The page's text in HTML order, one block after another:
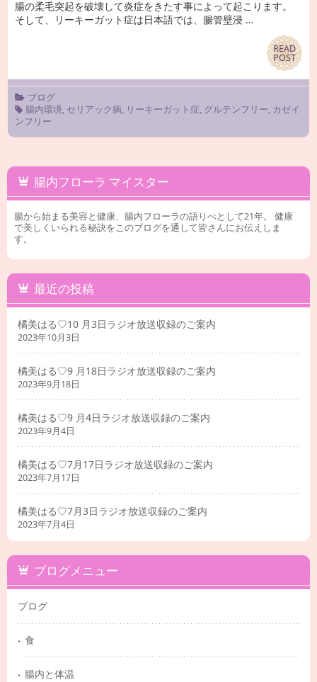
腸の柔毛突起を破壊して炎症をきたす事によって起こります。
そして、リーキーガット症は日本語では、腸管壁浸 …
READ
POST
READ
POST
ブログ
腸内環境, セリアック病, リーキーガット症, グルテンフリー, カゼイ
ンフリー
腸内フローラ マイスター
腸から始まる美容と健康、腸内フローラの語りべとして21年。 健康
で美しくいられる秘訣をこのブログを通して皆さんにお伝えしま
す。
最近の投稿
橘美はる♡10 月3日ラジオ放送収録のご案内
2023年10月3日
橘美はる♡9 月18日ラジオ放送収録のご案内
2023年9月18日
橘美はる♡9 月4日ラジオ放送収録のご案内
2023年9月4日
橘美はる♡7月17日ラジオ放送収録のご案内
2023年7月17日
橘美はる♡7月3日ラジオ放送収録のご案内
2023年7月4日
ブログメニュー
ブログ
食
腸内と体温